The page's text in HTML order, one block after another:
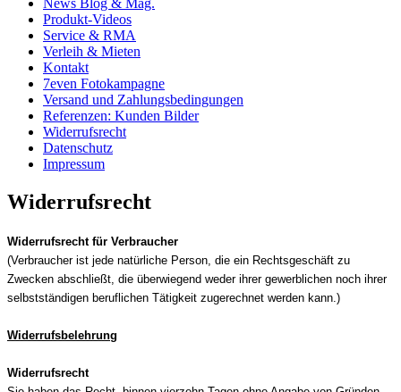
News Blog & Mag.
Produkt-Videos
Service & RMA
Verleih & Mieten
Kontakt
7even Fotokampagne
Versand und Zahlungsbedingungen
Referenzen: Kunden Bilder
Widerrufsrecht
Datenschutz
Impressum
Widerrufsrecht
Widerrufsrecht für Verbraucher
(Verbraucher ist jede natürliche Person, die ein Rechtsgeschäft zu
Zwecken abschließt, die überwiegend weder ihrer gewerblichen noch ihrer
selbstständigen beruflichen Tätigkeit zugerechnet werden kann.)
Widerrufsbelehrung
Widerrufsrecht